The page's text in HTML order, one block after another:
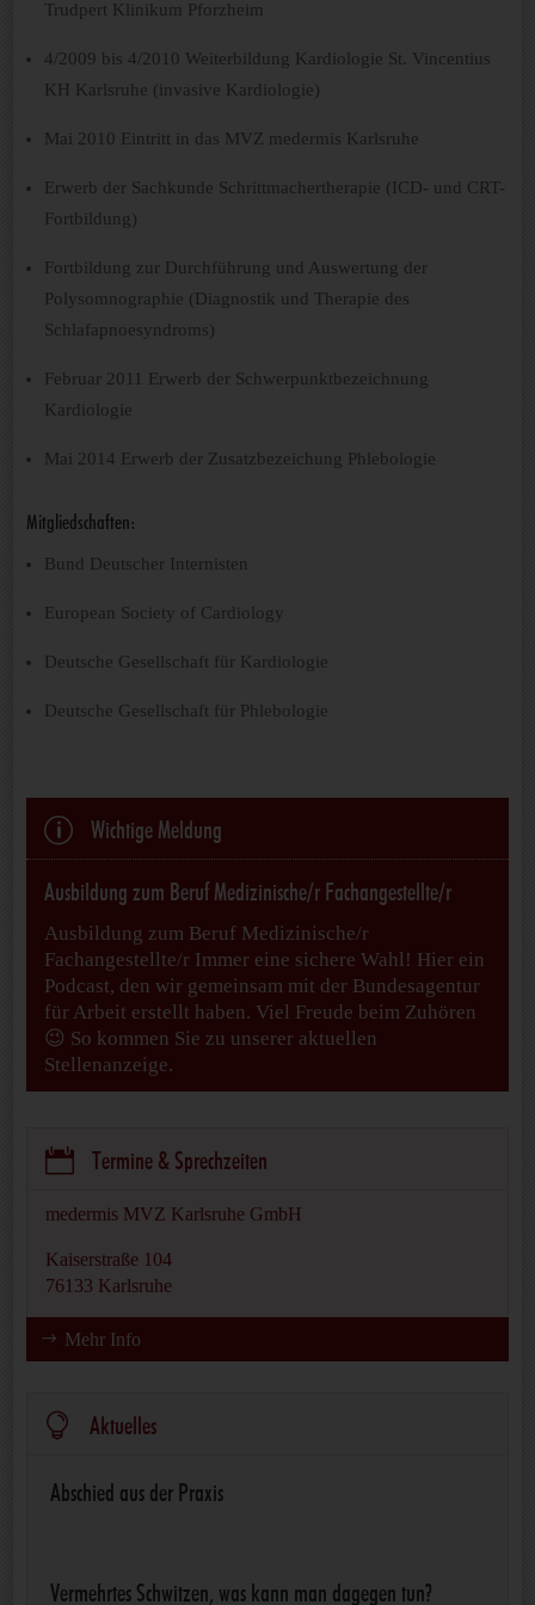
Trudpert Klinikum Pforzheim
4/2009 bis 4/2010 Weiterbildung Kardiologie St. Vincentius
KH Karlsruhe (invasive Kardiologie)
Mai 2010 Eintritt in das MVZ medermis Karlsruhe
Erwerb der Sachkunde Schrittmachertherapie (ICD- und CRT-
Fortbildung)
Fortbildung zur Durchführung und Auswertung der
Polysomnographie (Diagnostik und Therapie des
Schlafapnoesyndroms)
Februar 2011 Erwerb der Schwerpunktbezeichnung
Kardiologie
Mai 2014 Erwerb der Zusatzbezeichung Phlebologie
Mitgliedschaften:
Bund Deutscher Internisten
European Society of Cardiology
Deutsche Gesellschaft für Kardiologie
Deutsche Gesellschaft für Phlebologie
p Wichtige Meldung
Ausbildung zum Beruf Medizinische/r Fachangestellte/r
Ausbildung zum Beruf Medizinische/r
Fachangestellte/r Immer eine sichere Wahl! Hier ein
Podcast, den wir gemeinsam mit der Bundesagentur
für Arbeit erstellt haben. Viel Freude beim Zuhören
😉 So kommen Sie zu unserer aktuellen
Stellenanzeige.
 Termine & Sprechzeiten
medermis MVZ Karlsruhe GmbH
Kaiserstraße 104
76133 Karlsruhe
Mehr Info
 Aktuelles
Abschied aus der Praxis
Vermehrtes Schwitzen, was kann man dagegen tun?